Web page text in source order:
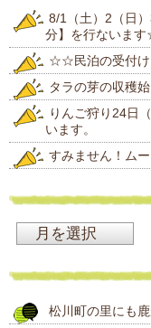
8/1（土）2（日
分】を行ないま
☆☆民泊の受付
タラの芽の収穫
りんご狩り24日
います。
すみません！ム
投
松川町の里にも